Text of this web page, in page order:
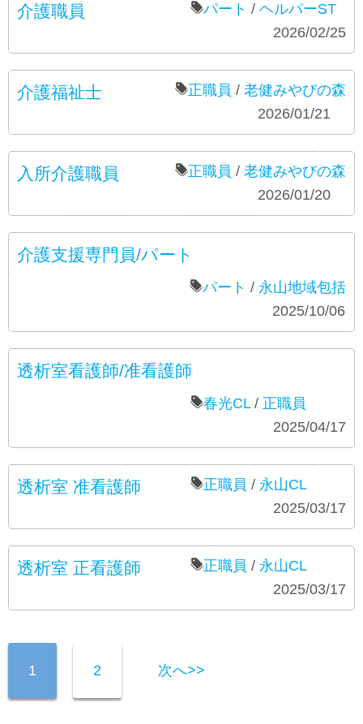
介護職員 パート / ヘルパーST
2026/02/25
介護福祉士 正職員 / 老健みやびの森
2026/01/21
入所介護職員 正職員 / 老健みやびの森
2026/01/20
介護支援専門員/パート
パート / 永山地域包括
2025/10/06
透析室看護師/准看護師
春光CL/ 正職員
2025/04/17
透析室 准看護師 正職員 / 永山CL
2025/03/17
透析室 正看護師 正職員 / 永山CL
2025/03/17
1 2 次へ>>